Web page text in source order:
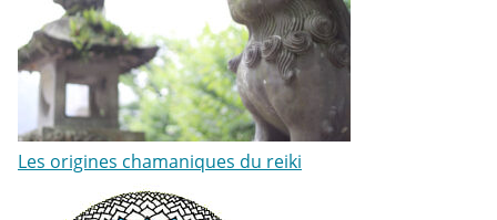
Les origines chamaniques du reiki